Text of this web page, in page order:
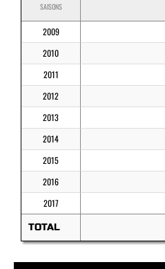
SAISONS
2009
2010
2011
2012
2013
2014
2015
2016
2017
TOTAL